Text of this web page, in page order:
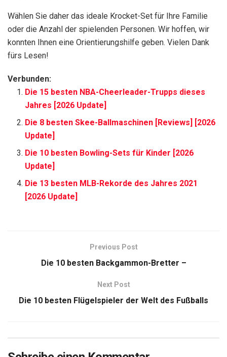
Wählen Sie daher das ideale Krocket-Set für Ihre Familie
oder die Anzahl der spielenden Personen. Wir hoffen, wir
konnten Ihnen eine Orientierungshilfe geben. Vielen Dank
fürs Lesen!
Verbunden:
Die 15 besten NBA-Cheerleader-Trupps dieses
Jahres [2026 Update]
Die 8 besten Skee-Ballmaschinen [Reviews] [2026
Update]
Die 10 besten Bowling-Sets für Kinder [2026
Update]
Die 13 besten MLB-Rekorde des Jahres 2021
[2026 Update]
Previous Post
Die 10 besten Backgammon-Bretter –
Next Post
Die 10 besten Flügelspieler der Welt des Fußballs